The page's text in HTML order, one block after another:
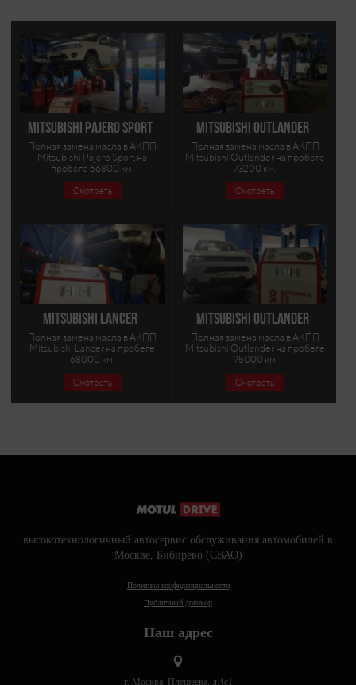
Mitsubishi Pajero Sport
Полная замена масла в АКПП
Mitsubishi Pajero Sport на
пробеге 66800 км.
Смотреть
Mitsubishi Outlander
Полная замена масла в АКПП
Mitsubishi Outlander на пробеге
73200 км.
Смотреть
Mitsubishi Lancer
Полная замена масла в АКПП
Mitsubishi Lancer на пробеге
68000 км.
Смотреть
Mitsubishi Outlander
Полная замена масла в АКПП
Mitsubishi Outlander на пробеге
95000 км.
Смотреть
высокотехнологичный автосервис обслуживания автомобилей в
Москве, Бибирево (СВАО)
Политика конфиденциальности
Публичный договор
Наш адрес
г. Москва, Плещеева, д.4с1